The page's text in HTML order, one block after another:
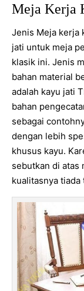
Meja Kerja
Jenis Meja kerja
jati untuk meja
klasik ini. Jenis
bahan material
adalah kayu jati
bahan
sebagai
dengan lebih
khusus kayu.
sebutkan di atas
kualitasnya tiada